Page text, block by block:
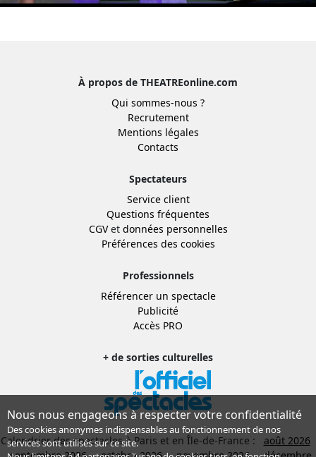
À propos de THEATREonline.com
Qui sommes-nous ?
Recrutement
Mentions légales
Contacts
Spectateurs
Service client
Questions fréquentes
CGVet données personnelles
Préférences des cookies
Professionnels
Référencer un spectacle
Publicité
Accès PRO
+ de sorties culturelles
Calendrier des spectacles à Paris et en Île-de-France :
août 2026
Nous nous engageons à respecter votre confidentialité
Des cookies anonymes indispensables au fonctionnement de nos
services sont utilisés sur ce site.